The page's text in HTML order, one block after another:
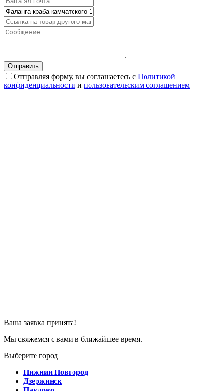
Отправляя форму, вы соглашаетесь с Политикой
конфиденциальности и пользовательским соглашением
Ваша заявка принята!
Мы свяжемся с вами в ближайшее время.
Выберите город
Нижний Новгород
Дзержинск